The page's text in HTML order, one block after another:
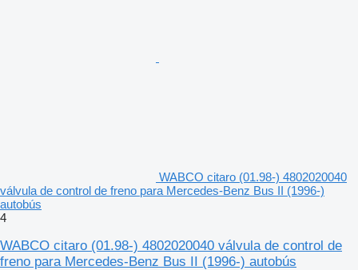
WABCO citaro (01.98-) 4802020040
válvula de control de freno para Mercedes-Benz Bus II (1996-)
autobús
4
WABCO citaro (01.98-) 4802020040 válvula de control de
freno para Mercedes-Benz Bus II (1996-) autobús